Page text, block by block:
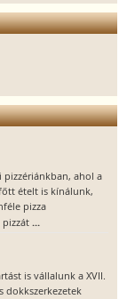
pizzériánkban, ahol a
ételt is kínálunk,
pizza
...
is vállalunk a XVII.
dokkszerkezetek